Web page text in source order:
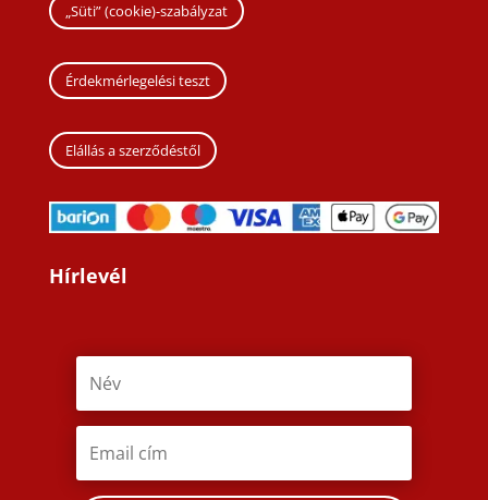
„Süti” (cookie)-szabályzat
Érdekmérlegelési teszt
Elállás a szerződéstől
Hírlevél